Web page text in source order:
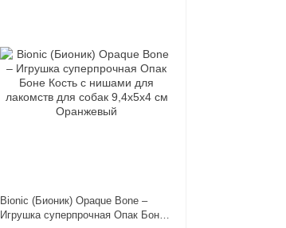
Bionic (Бионик) Opaque Bone –
Игрушка суперпрочная Опак Боне